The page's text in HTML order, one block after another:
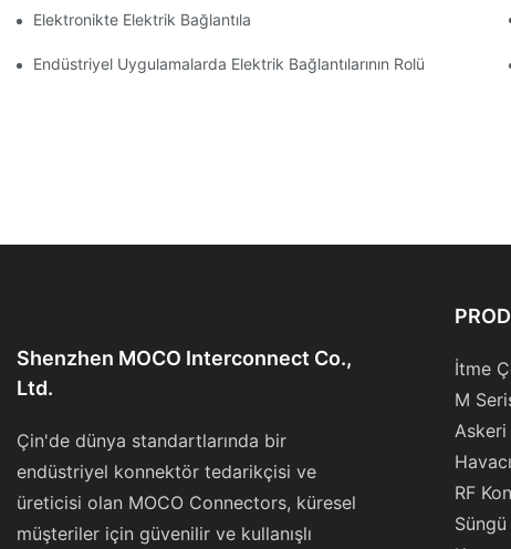
Elektronikte Elektrik Bağlantıları Üzerinde Teknolojinin Etkisi
Endüstriyel Uygulamalarda Elektrik Bağlantılarının Rolü
Shenzhen MOCO Interconnect Co.,
Ltd.
Çin'de dünya standartlarında bir
endüstriyel konnektör tedarikçisi ve
üreticisi olan MOCO Connectors, küresel
müşteriler için güvenilir ve kullanışlı
İtme
M
RF